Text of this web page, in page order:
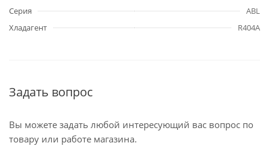
Серия
ABL
Хладагент
R404A
Задать вопрос
Вы можете задать любой интересующий вас вопрос по
товару или работе магазина.